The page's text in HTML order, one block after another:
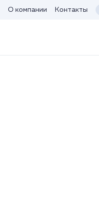
О компании Контакты